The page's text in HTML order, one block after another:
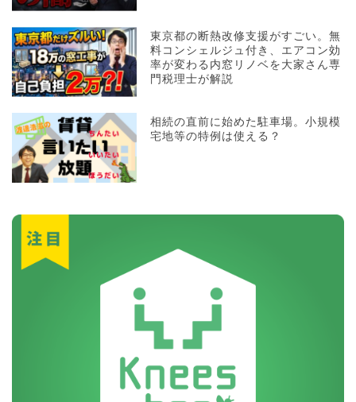
東京都の断熱改修支援がすごい。無
料コンシェルジュ付き、エアコン効
率が変わる内窓リノベを大家さん専
門税理士が解説
相続の直前に始めた駐車場。小規模
宅地等の特例は使える？